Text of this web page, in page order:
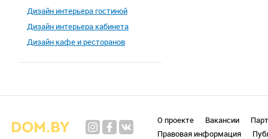
Дизайн интерьера гостиной
Дизайн интерьера кабинета
Дизайн кафе и ресторанов
О проекте Вакансии
Правовая информация